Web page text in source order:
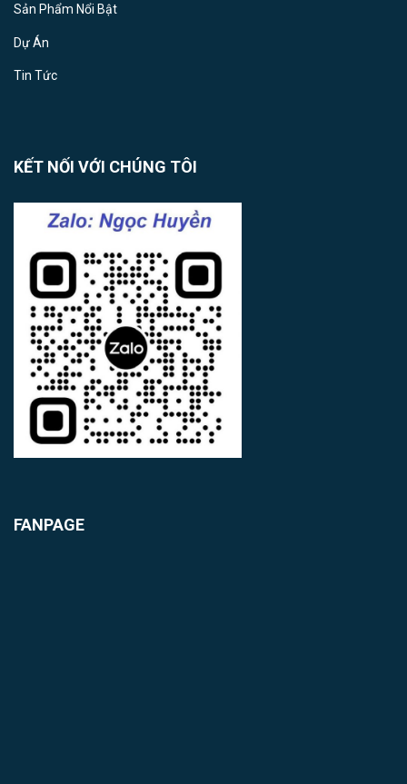
Sản Phẩm Nổi Bật
Dự Án
Tin Tức
KẾT NỐI VỚI CHÚNG TÔI
FANPAGE